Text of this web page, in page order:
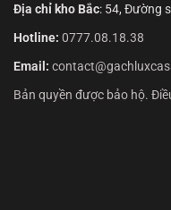
Địa chỉ kho Bắc: 54, Đường
Hotline: 0777.08.18.38
Email:
Bản quyền được bảo hộ.